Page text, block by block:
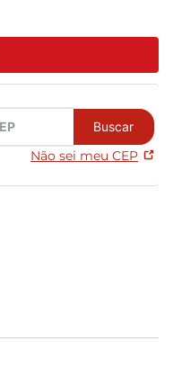
Buscar
Não sei meu CEP